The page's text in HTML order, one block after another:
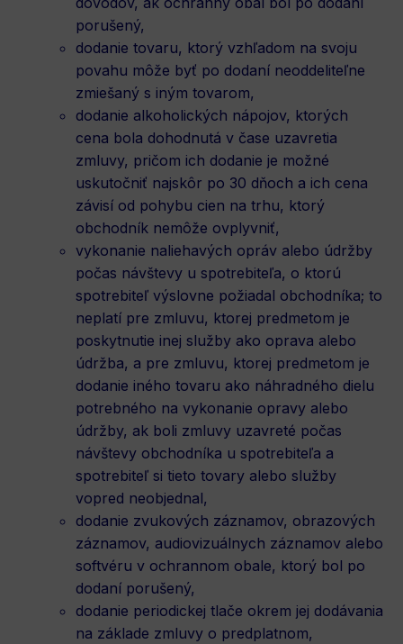
porušený,
dodanie tovaru, ktorý vzhľadom na svoju
povahu môže byť po dodaní neoddeliteľne
zmiešaný s iným tovarom,
dodanie alkoholických nápojov, ktorých
cena bola dohodnutá v čase uzavretia
zmluvy, pričom ich dodanie je možné
uskutočniť najskôr po 30 dňoch a ich cena
závisí od pohybu cien na trhu, ktorý
obchodník nemôže ovplyvniť,
vykonanie naliehavých opráv alebo údržby
počas návštevy u spotrebiteľa, o ktorú
spotrebiteľ výslovne požiadal obchodníka; to
neplatí pre zmluvu, ktorej predmetom je
poskytnutie inej služby ako oprava alebo
údržba, a pre zmluvu, ktorej predmetom je
dodanie iného tovaru ako náhradného dielu
potrebného na vykonanie opravy alebo
údržby, ak boli zmluvy uzavreté počas
návštevy obchodníka u spotrebiteľa a
spotrebiteľ si tieto tovary alebo služby
vopred neobjednal,
dodanie zvukových záznamov, obrazových
záznamov, audiovizuálnych záznamov alebo
softvéru v ochrannom obale, ktorý bol po
dodaní porušený,
dodanie periodickej tlače okrem jej dodávania
na základe zmluvy o predplatnom,